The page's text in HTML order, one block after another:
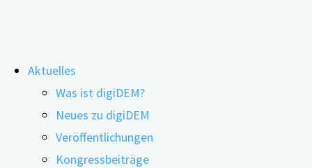
Inhalt
springen
Aktuelles
Was ist digiDEM?
Neues zu digiDEM
Veröffentlichungen
Kongressbeiträge
Schlagwort:Oberfranken
Webinar: TI-Modellregion Franken